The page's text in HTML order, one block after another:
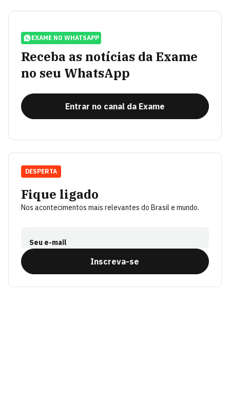
EXAME NO WHATSAPP
Receba as notícias da Exame
no seu WhatsApp
Entrar no canal da Exame
Fique ligado
Nos acontecimentos mais relevantes do Brasil e mundo.
Seu e-mail
Inscreva-se
DESPERTA